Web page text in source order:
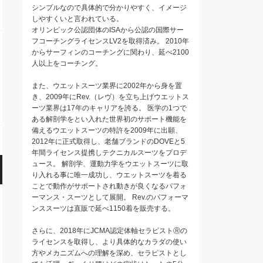
シンプルなので具体的で分かりやすく、イメージ
しやすくいと言われている。
オリンピック公認団体のISAから公認の国際サー
フコーチングライセンスLV2を取得済み。 2010年
からサーフィンのコーチングに関わり、延べ2100
人以上をコーチング。
また、ウエットスーツ業界に2002年から身を置
き、2009年にRev.（レヴ）を立ち上げウエットス
ーツ業界は17年のキャリアを誇る。 医学の1つで
ある解剖学をとい入れた世界初のサポート機能を
備えるウエットスーツの特許を2009年に出願、
2012年に正式取得し、老舗ブランドのDOVEと5
年間ライセンス提携しテクニカルスーツをプロデ
ュース。 解剖学、運動力学をウエットスーツに取
り入れる事に唯一成功し、ウエットスーツを着る
ことで動作がサポートされ動きが良くなるパフォ
ーマンス・スーツとして展開。 Rev.のパフォーマ
ンススーツは直販で延べ1150着を販売する。
さらに、2018年にJCMA認定体軸セラピストⓇの
ライセンスを取得し、より具体的なカラダの使い
方やメカニズムへの理解を深め、セラピストとし